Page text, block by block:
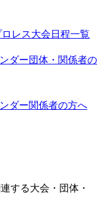
レス大会日程一覧
ダー団体・関係者の
ダー関係者の方へ
する大会・団体・